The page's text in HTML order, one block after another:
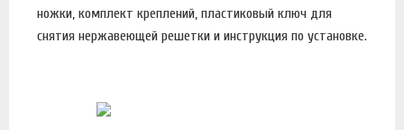
ножки, комплект креплений, пластиковый ключ для
снятия нержавеющей решетки и инструкция по установке.